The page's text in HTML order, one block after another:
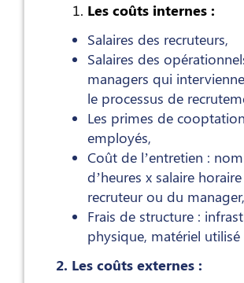
Les coûts internes :
Salaires des recruteurs,
Salaires des
managers qui
le processus de
Les primes de
employés,
Coût de l’entretien :
d’heures x salaire
recruteur ou du manager,
Frais de structure :
physique, matériel utilisé
2. Les coûts externes :